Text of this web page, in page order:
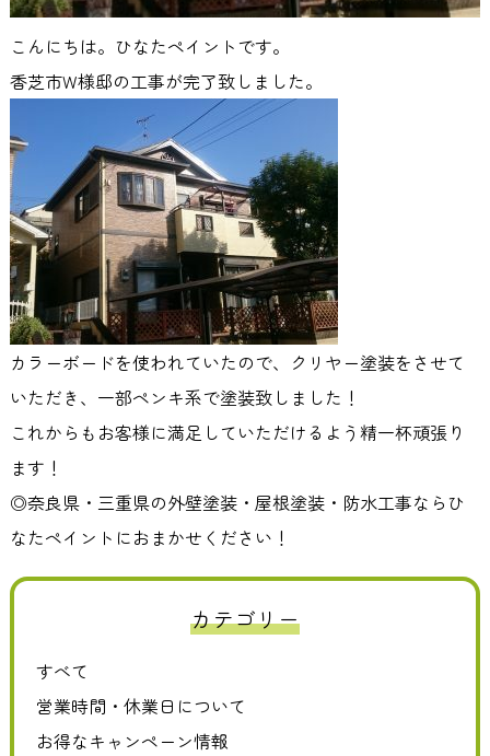
こんにちは。ひなたペイントです。
香芝市W様邸の工事が完了致しました。
カラーボードを使われていたので、クリヤー塗装をさせて
いただき、一部ペンキ系で塗装致しました！
これからもお客様に満足していただけるよう精一杯頑張り
ます！
◎奈良県・三重県の外壁塗装・屋根塗装・防水工事ならひ
なたペイントにおまかせください！
カテゴリー
すべて
営業時間・休業日について
お得なキャンペーン情報